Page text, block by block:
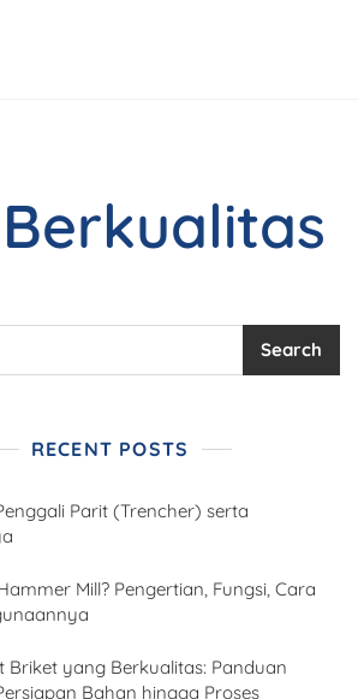
Search
RECENT POSTS
Parit (Trencher) serta
Mill? Pengertian, Fungsi, Cara
Briket yang Berkualitas: Panduan
Bahan hingga Proses